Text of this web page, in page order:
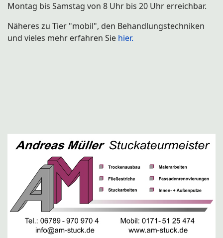
Montag bis Samstag von 8 Uhr bis 20 Uhr erreichbar.
Näheres zu Tier "mobil", den Behandlungstechniken
und vieles mehr erfahren Sie hier.